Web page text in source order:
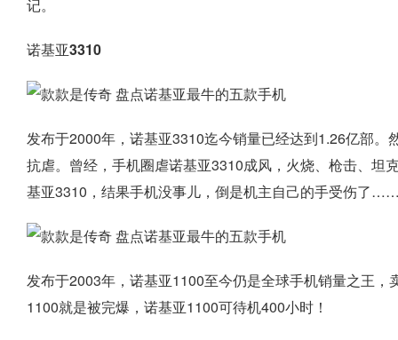
记。
诺基亚3310
发布于2000年，诺基亚3310迄今销量已经达到1.26亿部
抗虐。曾经，手机圈虐诺基亚3310成风，火烧、枪击、坦
基亚3310，结果手机没事儿，倒是机主自己的手受伤了
发布于2003年，诺基亚1100至今仍是全球手机销量之王
1100就是被完爆，诺基亚1100可待机400小时！